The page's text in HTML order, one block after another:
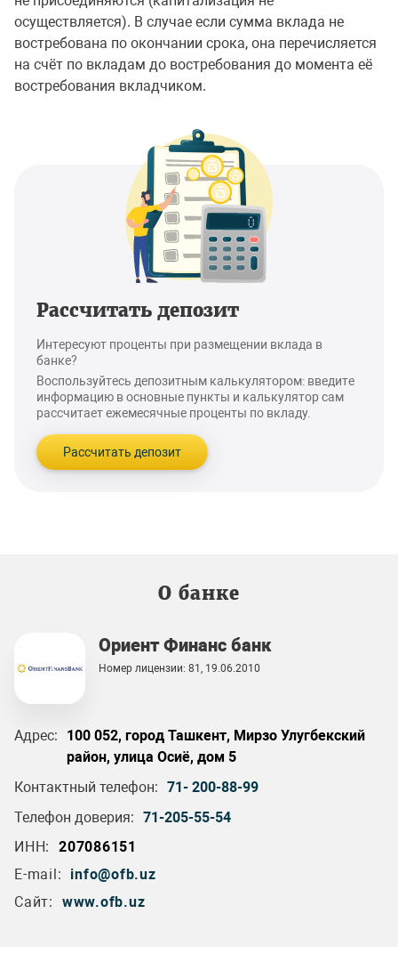
осуществляется). В случае если сумма вклада не
востребована по окончании срока, она перечисляется
на счёт по вкладам до востребования до момента её
востребования вкладчиком.
Рассчитать депозит
Интересуют проценты при размещении вклада в
банке?
Воспользуйтесь депозитным калькулятором: введите
информацию в основные пункты и калькулятор сам
рассчитает ежемесячные проценты по вкладу.
Рассчитать депозит
О банке
Ориент Финанс банк
Номер лицензии: 81, 19.06.2010
Адрес:
100 052, город Ташкент, Мирзо Улугбекский
район, улица Осиё, дом 5
Контактный телефон: 71- 200-88-99
Телефон доверия: 71-205-55-54
ИНН:
207086151
E-mail:
info@ofb.uz
Сайт:
www.ofb.uz